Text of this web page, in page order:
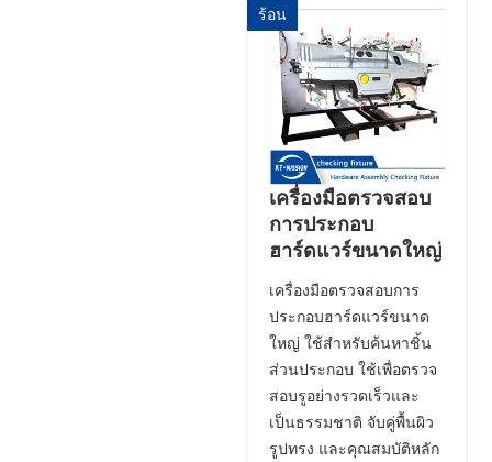
ร้อน
เครื่องมือตรวจสอบ
การประกอบ
ฮาร์ดแวร์ขนาดใหญ่
เครื่องมือตรวจสอบการ
ประกอบฮาร์ดแวร์ขนาด
ใหญ่ ใช้สำหรับค้นหาชิ้น
ส่วนประกอบ ใช้เพื่อตรวจ
สอบรูอย่างรวดเร็วและ
เป็นธรรมชาติ จับคู่พื้นผิว
รูปทรง และคุณสมบัติหลัก